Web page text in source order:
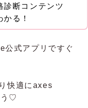
診断コンテンツ
る！
式アプリですぐ
快適にaxes
う♡